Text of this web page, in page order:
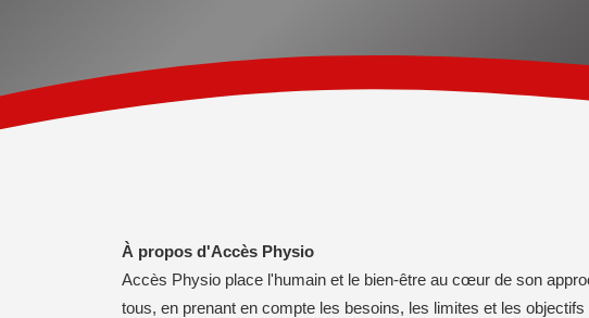
À propos d'Accès Physio
Accès Physio place l'humain et le bien-être au cœur de son
tous, en prenant en compte les besoins, les limites et les